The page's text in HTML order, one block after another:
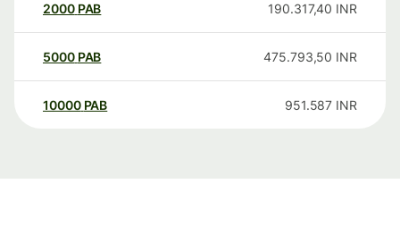
2000 PAB 190.317,40 INR
5000 PAB 475.793,50 INR
10000 PAB 951.587 INR